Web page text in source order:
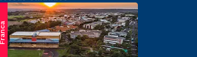
Franca